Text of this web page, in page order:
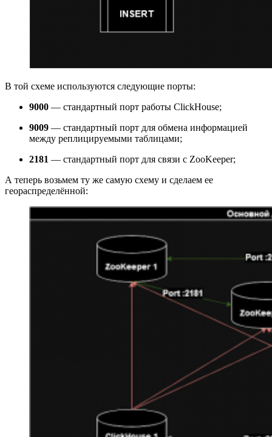
В той схеме используются следующие порты:
9000 — стандартный порт работы ClickHouse;
9009 — стандартный порт для обмена информацией
между реплицируемыми таблицами;
2181 — стандартный порт для связи с ZooKeeper;
А теперь возьмем ту же самую схему и сделаем ее
геораспределённой: